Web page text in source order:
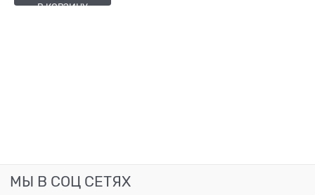
В КОРЗИНУ
МЫ В СОЦ СЕТЯХ